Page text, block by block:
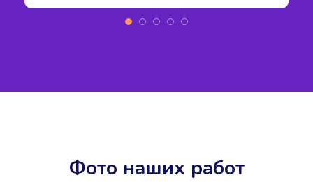
Фото наших работ